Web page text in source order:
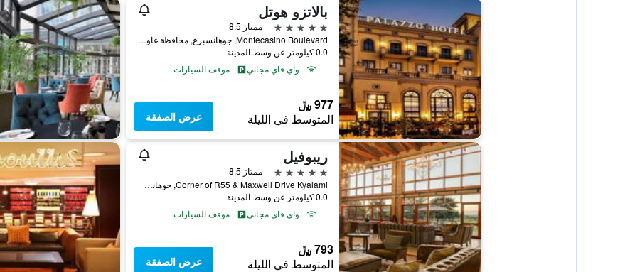
بالاتزو هوتل
5 نجوم
ممتاز 8.5
Montecasino Boulevard, جوهانسبرغ, محافظة غاوتينج, جنوب أفريقيا
0.0 كيلومتر عن وسط المدينة
واي فاي مجاني
موقف السيارات
977 ﷼
المتوسط في الليلة عرض الصفقة
ريبوفيل
5 نجوم
ممتاز 8.5
Corner of R55 & Maxwell Drive Kyalami, جوهانسبرغ, محافظة غاوتينج, جنوب أفريقيا
0.0 كيلومتر عن وسط المدينة
واي فاي مجاني
موقف السيارات
793 ﷼
المتوسط في الليلة عرض الصفقة